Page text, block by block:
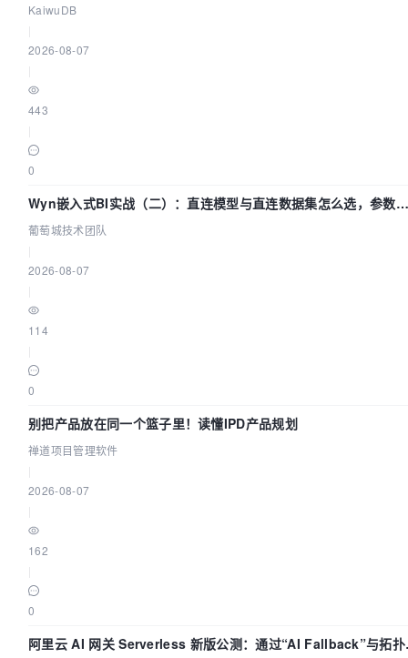
KaiwuDB
2026-08-07
443
0
Wyn嵌入式BI实战（二）：直连模型与直连数据集怎么选，参数为
什么不生效？| 葡萄城技术团队
葡萄城技术团队
2026-08-07
114
0
别把产品放在同一个篮子里！读懂IPD产品规划
禅道项目管理软件
2026-08-07
162
0
阿里云 AI 网关 Serverless 新版公测：通过“AI Fallback”与拓扑